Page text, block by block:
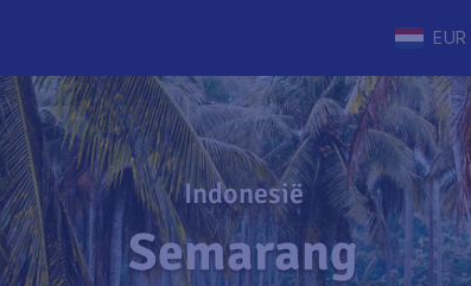
EUR
Indonesië
Semarang